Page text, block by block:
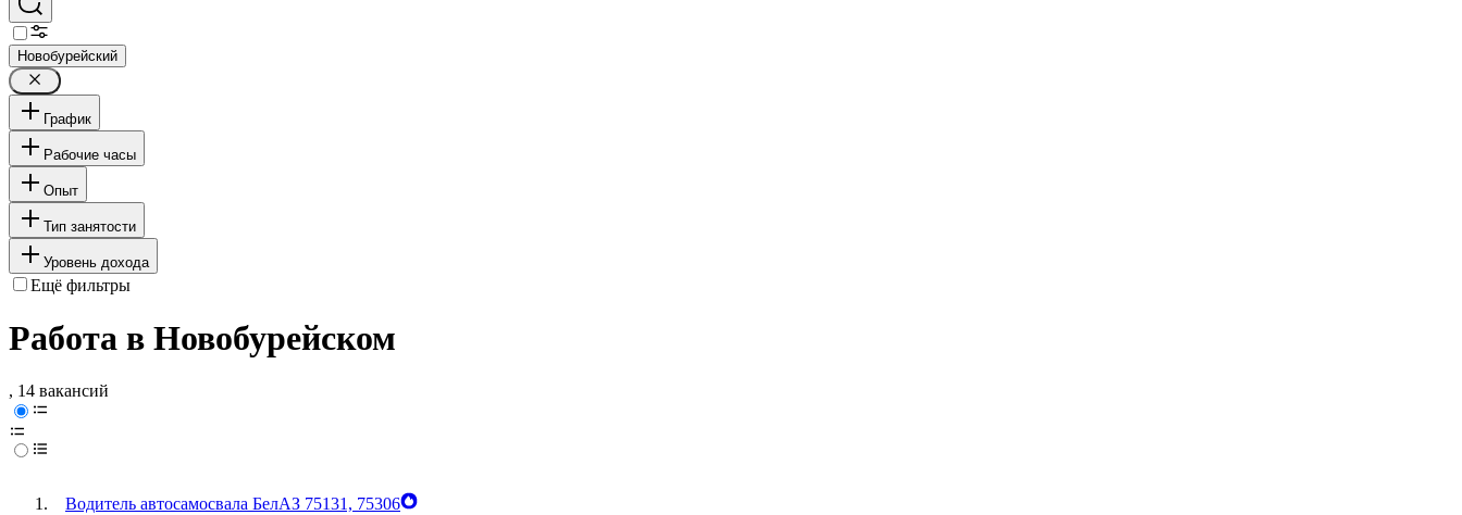
Новобурейский
График
Рабочие часы
Опыт
Тип занятости
Уровень дохода
Ещё фильтры
Работа в Новобурейском
, 14 вакансий
Водитель автосамосвала БелАЗ 75131, 75306